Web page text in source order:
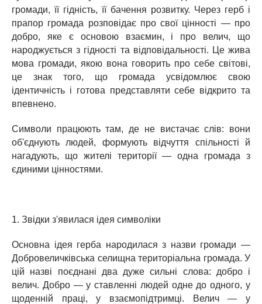
громади, її гідність, її бачення розвитку. Через герб і
прапор громада розповідає про свої цінності — про
добро, яке є основою взаємин, і про велич, що
народжується з гідності та відповідальності. Це жива
мова громади, якою вона говорить про себе світові,
це знак того, що громада усвідомлює свою
ідентичність і готова представляти себе відкрито та
впевнено.
Символи працюють там, де не вистачає слів: вони
об'єднують людей, формують відчуття спільності й
нагадують, що жителі території — одна громада з
єдиними цінностями.
1. Звідки з'явилася ідея символіки
Основна ідея герба народилася з назви громади —
Добровеличківська селищна територіальна громада. У
цій назві поєднані два дуже сильні слова: добро і
велич. Добро — у ставленні людей одне до одного, у
щоденній праці, у взаємопідтримці. Велич — у